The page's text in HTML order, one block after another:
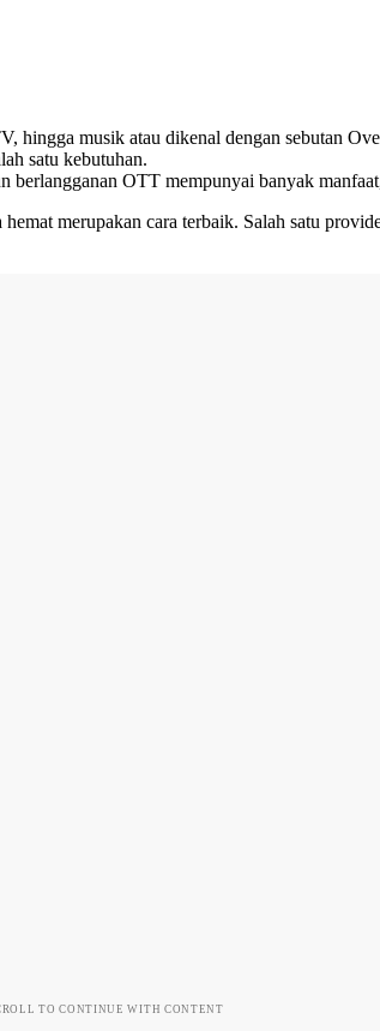
hingga musik atau dikenal dengan sebutan
satu kebutuhan.
OTT mempunyai banyak
merupakan cara terbaik. Salah satu
TO CONTINUE WITH CONTENT